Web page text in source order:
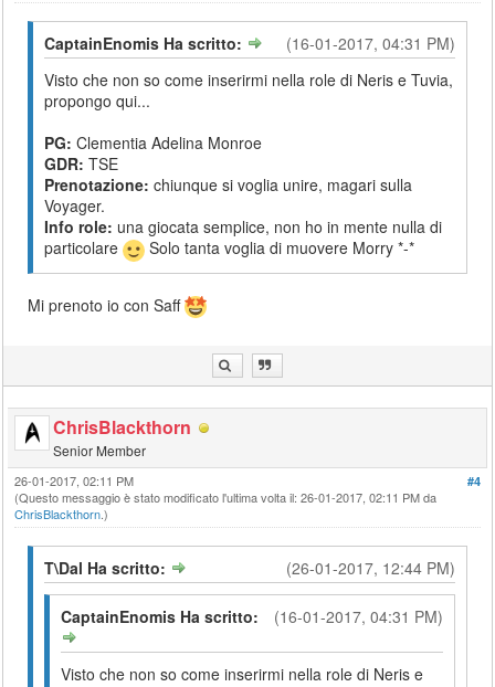
(16-01-2017, 04:31 PM)
CaptainEnomis Ha scritto:
Visto che non so come inserirmi nella role di Neris e Tuvia,
propongo qui...
PG: Clementia Adelina Monroe
GDR: TSE
Prenotazione: chiunque si voglia unire, magari sulla
Voyager.
Info role: una giocata semplice, non ho in mente nulla di
particolare
Solo tanta voglia di muovere Morry *-*
Mi prenoto io con Saff
ChrisBlackthorn
Senior Member
#4
26-01-2017, 02:11 PM
(Questo messaggio è stato modificato l'ultima volta il: 26-01-2017, 02:11 PM da
ChrisBlackthorn.)
(26-01-2017, 12:44 PM)
T\Dal Ha scritto:
(16-01-2017, 04:31 PM)
CaptainEnomis Ha scritto:
Visto che non so come inserirmi nella role di Neris e